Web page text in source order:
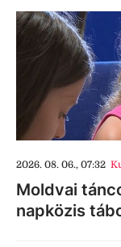
2026. 08. 06., 07:32
Moldvai
napközis